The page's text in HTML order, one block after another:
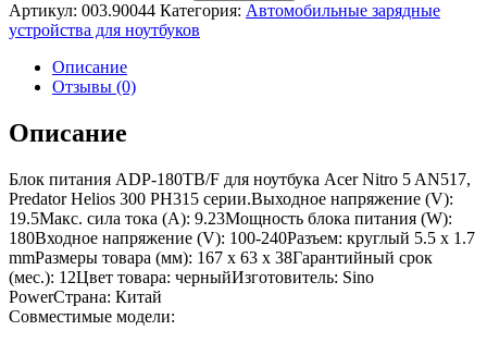
Артикул: 003.90044 Категория: Автомобильные зарядные
устройства для ноутбуков
Описание
Отзывы (0)
Описание
Блок питания ADP-180TB/F для ноутбука Acer Nitro 5 AN517,
Predator Helios 300 PH315 серии.Выходное напряжение (V):
19.5Макс. сила тока (A): 9.23Мощность блока питания (W):
180Входное напряжение (V): 100-240Разъем: круглый 5.5 x 1.7
mmРазмеры товара (мм): 167 x 63 x 38Гарантийный срок
(мес.): 12Цвет товара: черныйИзготовитель: Sino
PowerСтрана: Китай
Совместимые модели: